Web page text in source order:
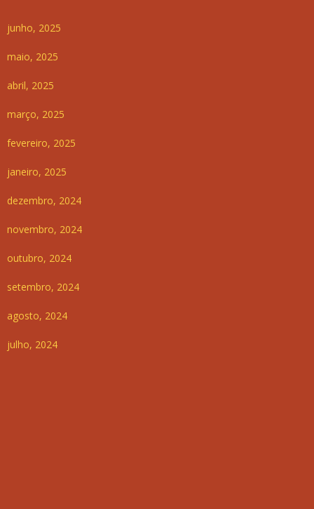
junho, 2025
maio, 2025
abril, 2025
março, 2025
fevereiro, 2025
janeiro, 2025
dezembro, 2024
novembro, 2024
outubro, 2024
setembro, 2024
agosto, 2024
julho, 2024